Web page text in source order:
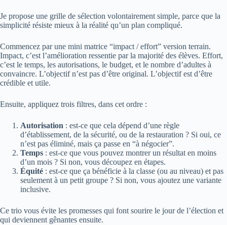
Je propose une grille de sélection volontairement simple, parce que la
simplicité résiste mieux à la réalité qu’un plan compliqué.
Commencez par une mini matrice “impact / effort” version terrain.
Impact, c’est l’amélioration ressentie par la majorité des élèves. Effort,
c’est le temps, les autorisations, le budget, et le nombre d’adultes à
convaincre. L’objectif n’est pas d’être original. L’objectif est d’être
crédible et utile.
Ensuite, appliquez trois filtres, dans cet ordre :
Autorisation : est-ce que cela dépend d’une règle
d’établissement, de la sécurité, ou de la restauration ? Si oui, ce
n’est pas éliminé, mais ça passe en “à négocier”.
Temps : est-ce que vous pouvez montrer un résultat en moins
d’un mois ? Si non, vous découpez en étapes.
Équité : est-ce que ça bénéficie à la classe (ou au niveau) et pas
seulement à un petit groupe ? Si non, vous ajoutez une variante
inclusive.
Ce trio vous évite les promesses qui font sourire le jour de l’élection et
qui deviennent gênantes ensuite.